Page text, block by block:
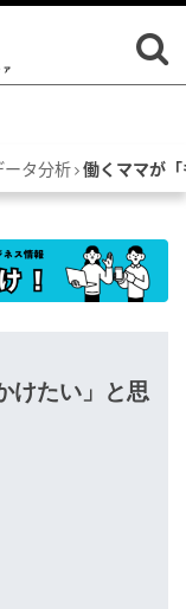
ータ分析 働くママが
けたい」と思